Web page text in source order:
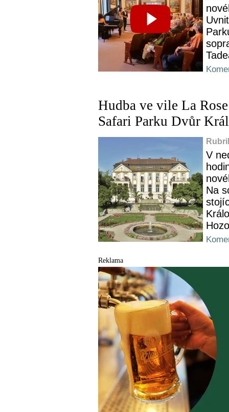
Hudba ve vile La
Safari Parku Dvůr
V
Na
Reklama